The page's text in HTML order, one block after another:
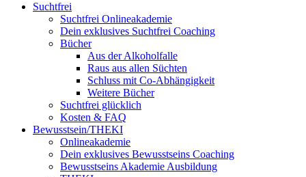
Suchtfrei
Suchtfrei Onlineakademie
Dein exklusives Suchtfrei Coaching
Bücher
Aus der Alkoholfalle
Raus aus allen Süchten
Schluss mit Co-Abhängigkeit
Weitere Bücher
Suchtfrei glücklich
Kosten & FAQ
Bewusstsein/THEKI
Onlineakademie
Dein exklusives Bewusstseins Coaching
Bewusstseins Akademie Ausbildung